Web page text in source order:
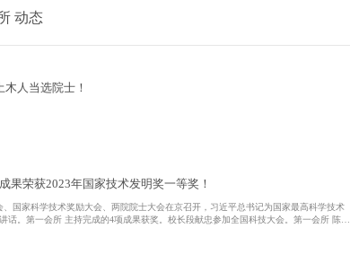
动态
人当选院士！
果荣获2023年国家技术发明奖一等奖！
、国家科学技术奖励大会、两院院士大会在京召开，习近平总书记为国家最高科学技术
话。第一会所 主持完成的4项成果获奖。校长段献忠参加全国科技大会。第一会所 陈政